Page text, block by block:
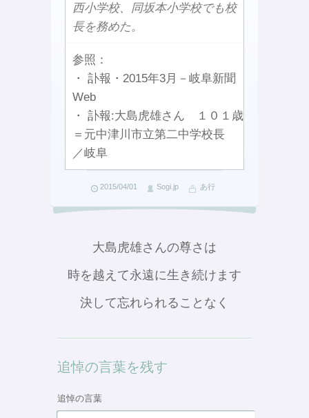
西小学校、同坂本小学校でも校
長を務めた。
参照：
・ 訃報・2015年3月－岐阜新聞
Web
・ 訃報:大島虎雄さん １０１歳
＝元中津川市立第二中学校長
／岐阜
2015/04/01 Sogi.jp あ行
大島虎雄さんの尊さは
時を越えて永遠に生き続けます
決して忘れられることなく
追悼の言葉を残す
追悼の言葉